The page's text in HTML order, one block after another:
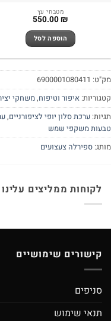
מטבחי עץ
550.00₪
הוספה לסל
מק"ט: 6900001080411
קטגוריות: איפור וטיפוח,משחקי
תגיות: ערכת סלון יופי לציפורניים,
טבעות משקפי שמש
מותג: ספירלה צעצועים
לקוחות ממליצים עלינו
קישורים שימושיים
סניפים
תנאי שימוש